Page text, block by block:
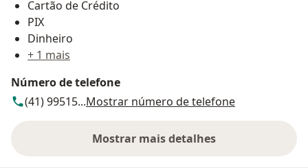
Cartão de Crédito
PIX
Dinheiro
+ 1 mais
Número de telefone
(41) 99515...Mostrar número de telefone
Mostrar mais detalhes
sobre o endereço